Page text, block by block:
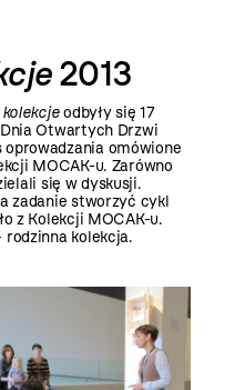
2013
odbyły się 17
Otwartych Drzwi
oprowadzania omówione
MOCAK-u. Zarówno
się w dyskusji.
zadanie stworzyć cykl
z Kolekcji MOCAK-u.
rodzinna kolekcja.